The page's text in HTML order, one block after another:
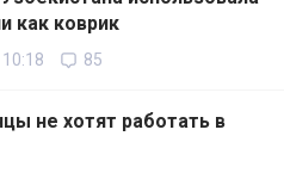
как коврик
85
не хотят работать в